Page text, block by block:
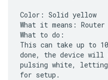
Color: Solid yellow
What it means:
What to do:
This can take up to
done, the device
pulsing white,
for setup.